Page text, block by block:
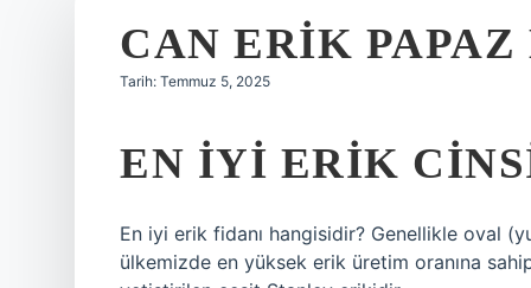
CAN ERIK
Tarih: Temmuz 5, 2025
EN IYI ERIK
En iyi erik fidanı hangisidir? Genellikle oval
ülkemizde en yüksek erik üretim oranına